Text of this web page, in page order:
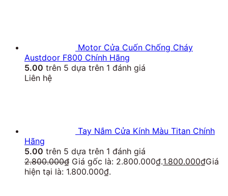
Motor Cửa Cuốn Chống Cháy
Austdoor F800 Chính Hãng
5.00 trên 5 dựa trên 1 đánh giá
Liên hệ
Tay Nắm Cửa Kính Màu Titan Chính
Hãng
5.00 trên 5 dựa trên 1 đánh giá
2.800.000₫ Giá gốc là: 2.800.000₫.1.800.000₫Giá
hiện tại là: 1.800.000₫.